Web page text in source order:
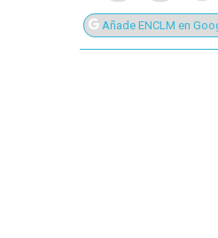
Presiona
Añade ENCLM en